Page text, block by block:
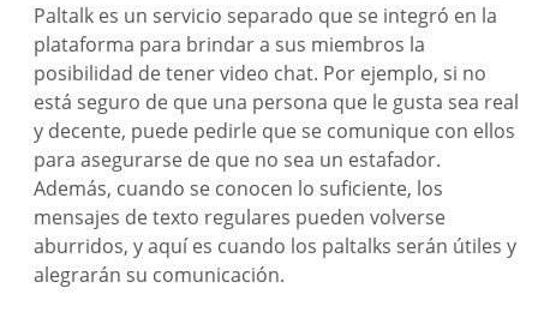
Paltalk es un servicio separado que se integró en la
plataforma para brindar a sus miembros la
posibilidad de tener video chat. Por ejemplo, si no
está seguro de que una persona que le gusta sea real
y decente, puede pedirle que se comunique con ellos
para asegurarse de que no sea un estafador.
Además, cuando se conocen lo suficiente, los
mensajes de texto regulares pueden volverse
aburridos, y aquí es cuando los paltalks serán útiles y
alegrarán su comunicación.